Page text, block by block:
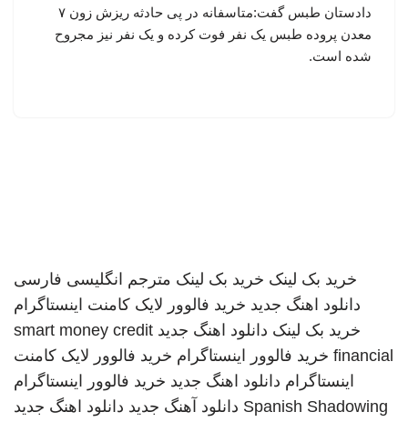
دادستان طبس گفت:متاسفانه در پی حادثه ریزش زون ۷
معدن پروده طبس یک نفر فوت کرده و یک نفر نیز مجروح
شده است.
خرید بک لینک خرید بک لینک مترجم انگلیسی فارسی
دانلود اهنگ جدید خرید فالوور لایک کامنت اینستاگرام
خرید بک لینک دانلود اهنگ جدید smart money credit
financial خرید فالوور اینستاگرام خرید فالوور لایک کامنت
اینستاگرام دانلود اهنگ جدید خرید فالوور اینستاگرام
Spanish Shadowing دانلود آهنگ جدید دانلود اهنگ جدید